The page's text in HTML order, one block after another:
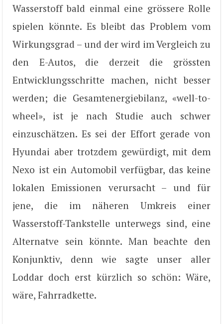
Wasserstoff bald einmal eine grössere Rolle
spielen könnte. Es bleibt das Problem vom
Wirkungsgrad – und der wird im Vergleich zu
den E-Autos, die derzeit die grössten
Entwicklungsschritte machen, nicht besser
werden; die Gesamtenergiebilanz, «well-to-
wheel», ist je nach Studie auch schwer
einzuschätzen. Es sei der Effort gerade von
Hyundai aber trotzdem gewürdigt, mit dem
Nexo ist ein Automobil verfügbar, das keine
lokalen Emissionen verursacht – und für
jene, die im näheren Umkreis einer
Wasserstoff-Tankstelle unterwegs sind, eine
Alternatve sein könnte. Man beachte den
Konjunktiv, denn wie sagte unser aller
Loddar doch erst kürzlich so schön: Wäre,
wäre, Fahrradkette.